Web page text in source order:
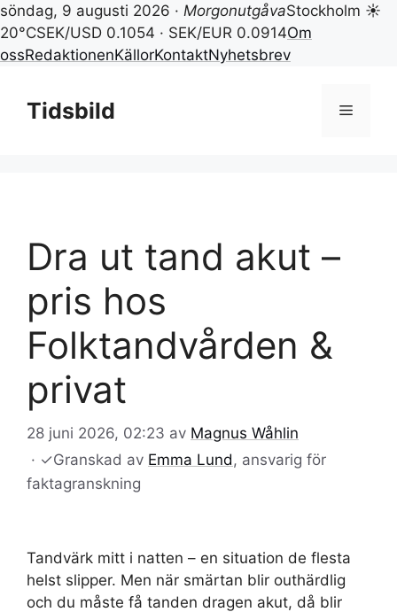
söndag, 9 augusti 2026 · MorgonutgåvaStockholm ☀
20°CSEK/USD 0.1054 · SEK/EUR 0.0914Om
ossRedaktionenKällorKontaktNyhetsbrev
innehållTidsbild Meny
Dra ut tand akut –
pris hos
Folktandvården &
privat
28 juni 2026, 02:23 av Magnus Wåhlin
· ✓Granskad av Emma Lund , ansvarig för
faktagranskning
Tandvärk mitt i natten – en situation de flesta
helst slipper. Men när smärtan blir outhärdlig
och du måste få tanden dragen akut, då blir